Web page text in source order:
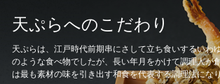
天ぷらへのこだわり
天ぷらは、江戸時代前期串にさして立ち食いするいわ
のような食べ物でしたが、長い年月をかけて調理人が
は最も素材の味を引き出す和食を代表する調理法にな